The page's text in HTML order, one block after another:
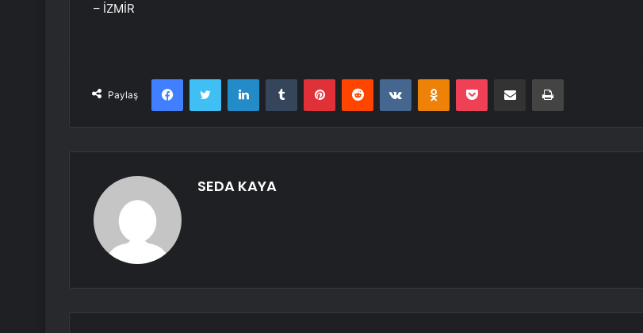
– İZMİR
Paylaş
FacebookTwitter LinkedInTumblr PinterestReddit VKontakteOdnoklassniki
Pocket E-Posta ile paylaş Yazdır
SEDA KAYA